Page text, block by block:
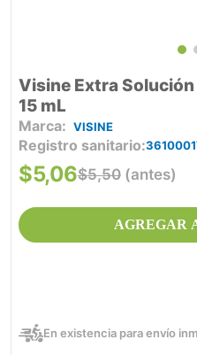
Visine Extra
15 mL
VISINE
Registro sanitario
$5,50 (antes)
$5,06
AGREGAR
En existencia para envío